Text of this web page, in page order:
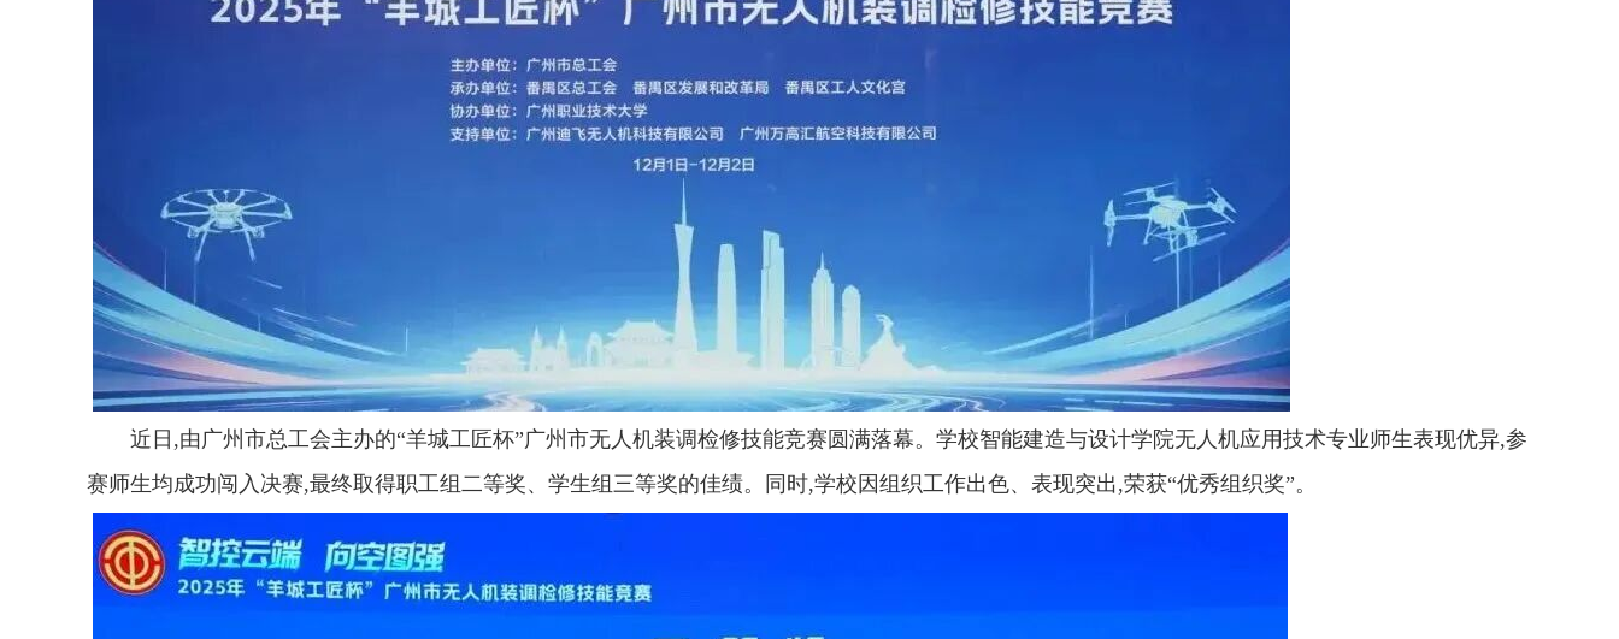
近日,由广州市总工会主办的“羊城工匠杯”广州市无人机装调检修技能竞赛圆满落幕。学校智能建造与设计学院无人机应用技术专业师生表现优异,参
赛师生均成功闯入决赛,最终取得职工组二等奖、学生组三等奖的佳绩。同时,学校因组织工作出色、表现突出,荣获“优秀组织奖”。